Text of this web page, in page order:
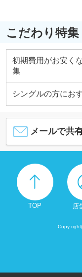
こだわり特集
初期費用がお安く
集
シングルの方にお
メールで共
TOP 店
Copy